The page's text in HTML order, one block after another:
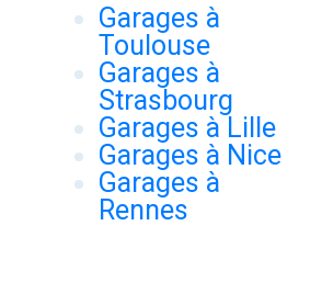
Garages à
Toulouse
Garages à
Strasbourg
Garages à Lille
Garages à Nice
Garages à
Rennes